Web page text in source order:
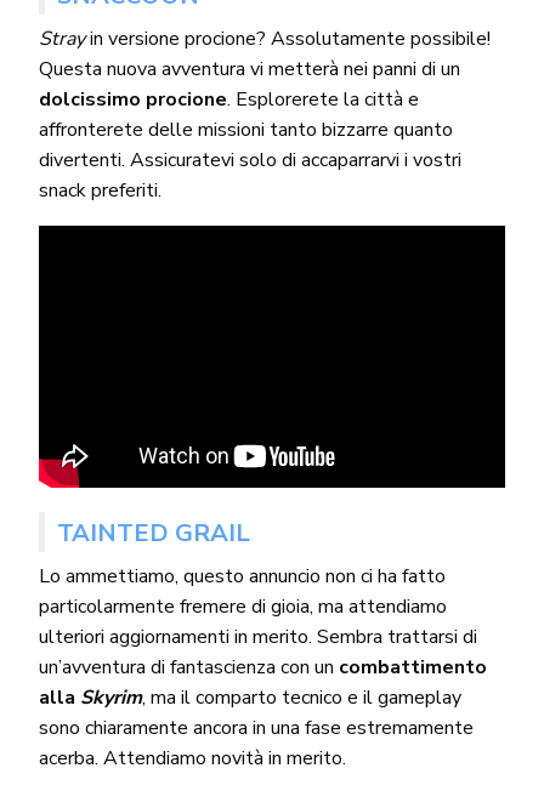
Strayin versione procione? Assolutamente possibile!
Questa nuova avventura vi metterà nei panni di un
dolcissimo procione. Esplorerete la città e
affronterete delle missioni tanto bizzarre quanto
divertenti. Assicuratevi solo di accaparrarvi i vostri
snack preferiti.
TAINTED GRAIL
Lo ammettiamo, questo annuncio non ci ha fatto
particolarmente fremere di gioia, ma attendiamo
ulteriori aggiornamenti in merito. Sembra trattarsi di
un’avventura di fantascienza con un combattimento
alla Skyrim, ma il comparto tecnico e il gameplay
sono chiaramente ancora in una fase estremamente
acerba. Attendiamo novità in merito.